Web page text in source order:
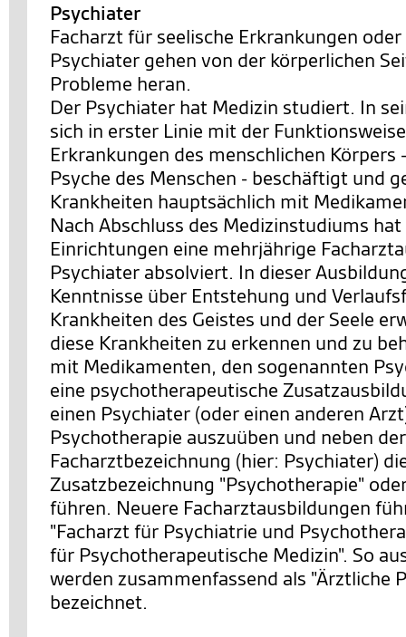
Psychiater
Facharzt für seelische Erkrankungen
Psychiater gehen von der körperlichen
Probleme heran.
Der Psychiater hat Medizin studiert. In
sich in erster Linie mit der
Erkrankungen des menschlichen Körpers
Psyche des Menschen - beschäftigt und
Krankheiten hauptsächlich mit
Nach Abschluss des Medizinstudiums
Einrichtungen eine mehrjährige
Psychiater absolviert. In dieser
Kenntnisse über Entstehung und
Krankheiten des Geistes und der Seele
diese Krankheiten zu erkennen und zu
mit Medikamenten, den sogenannten
eine psychotherapeutische
einen Psychiater (oder einen anderen
Psychotherapie auszuüben und neben der
Facharztbezeichnung (hier: Psychiater)
Zusatzbezeichnung "Psychotherapie"
führen. Neuere Facharztausbildungen
"Facharzt für Psychiatrie und
für Psychotherapeutische Medizin". So
werden zusammenfassend als "Ärztliche
bezeichnet.